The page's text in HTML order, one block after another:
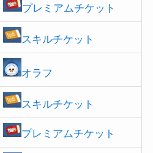
プレミアムチケット
スキルチケット
オラフ
スキルチケット
プレミアムチケット